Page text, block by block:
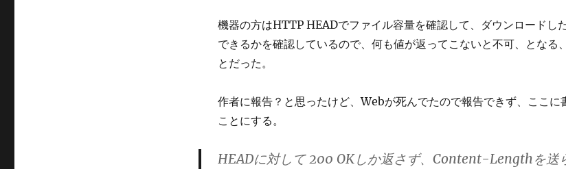
機器の方はHTTP HEADでファイル容量を確認して、ダウンロードし
できるかを確認しているので、何も値が返ってこないと不可、となる
とだった。
作者に報告？と思ったけど、Webが死んでたので報告できず、ここに
ことにする。
HEADに対して 200 OKしか返さず、Content-Lengthを送